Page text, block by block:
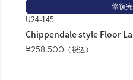
修復
U24-145
Chippendale style Floor
¥258,500 税込